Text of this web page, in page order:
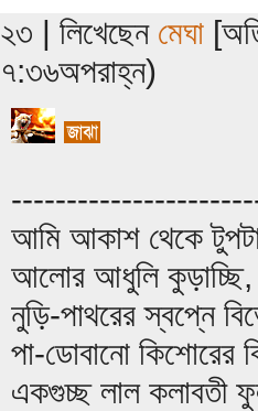
২৩ | লিখেছেন মেঘা
৭:৩৬অপরাহ্ন)
আমি আকাশ থেকে
আলোর আধুলি কুড়াচ্ছি,
নুড়ি-পাথরের স্বপ্নে
পা-ডোবানো কিশোরের
একগুচ্ছ লাল কলাবতী